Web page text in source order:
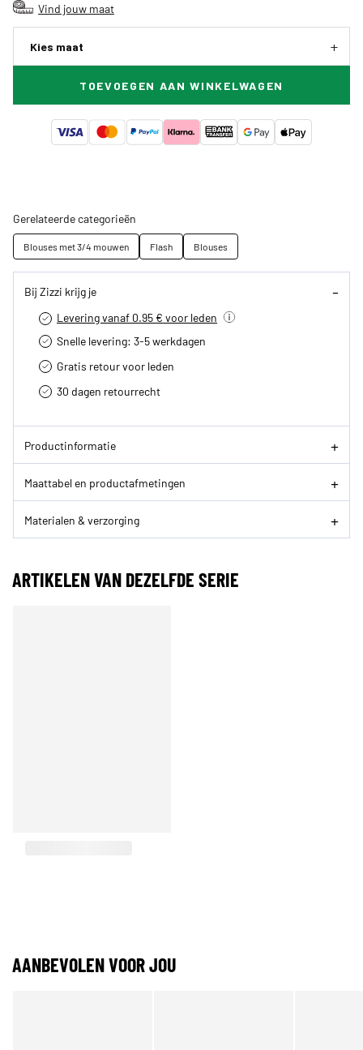
Vind jouw maat
Kies maat
TOEVOEGEN AAN WINKELWAGEN
Gerelateerde categorieën
Blouses met 3/4 mouwen Flash Blouses
Bij Zizzi krijg je
Levering vanaf 0.95 € voor leden
Snelle levering: 3-5 werkdagen
Gratis retour voor leden
30 dagen retourrecht­
Productinformatie
Maattabel en productafmetingen
Materialen & verzorging
ARTIKELEN VAN DEZELFDE SERIE
AANBEVOLEN VOOR JOU